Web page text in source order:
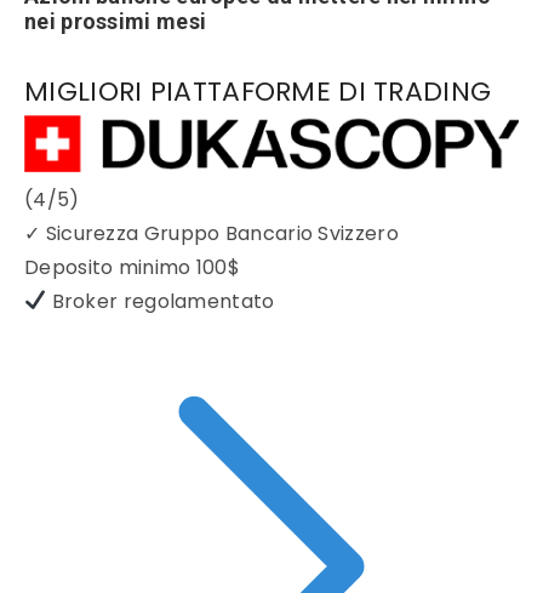
nei prossimi mesi
MIGLIORI PIATTAFORME DI TRADING
(4/5)
✓ Sicurezza Gruppo Bancario Svizzero
Deposito minimo 100$
Broker regolamentato